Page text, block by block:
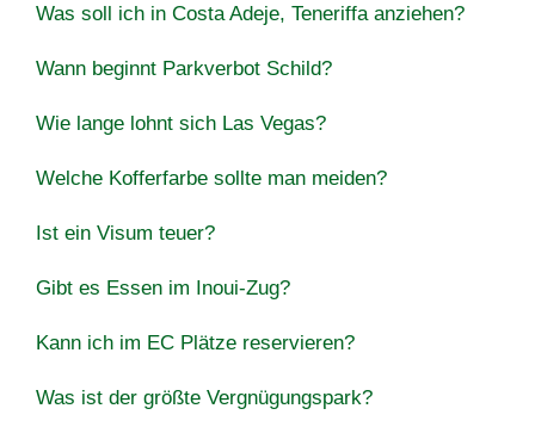
Was soll ich in Costa Adeje, Teneriffa anziehen?
Wann beginnt Parkverbot Schild?
Wie lange lohnt sich Las Vegas?
Welche Kofferfarbe sollte man meiden?
Ist ein Visum teuer?
Gibt es Essen im Inoui-Zug?
Kann ich im EC Plätze reservieren?
Was ist der größte Vergnügungspark?